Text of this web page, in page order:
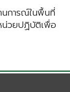
นการณ์ในพื้นที่
น่วยปฏิบัติเพื่อ